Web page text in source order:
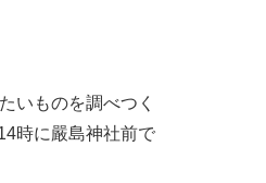
いものを調べつく
時に嚴島神社前で